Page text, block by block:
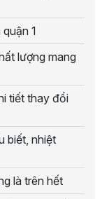
1
lượng mang
tiết thay đổi
biết, nhiệt
là trên hết